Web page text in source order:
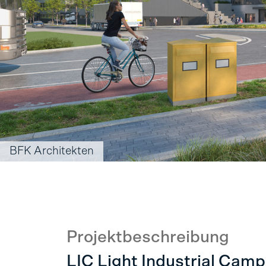
BFK Architekten
Projektbeschreibung
LIC Light Industrial